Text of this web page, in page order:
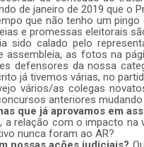
de janeiro de 2019 que o
que não tenho um
e promessas eleitorais
sido calado pelo
assembleia, as fotos na
defensores da nossa
já tivemos várias, no
vários/as colegas
anteriores
que já aprovamos em
a relação com o impacto na
nunca foram ao AR?